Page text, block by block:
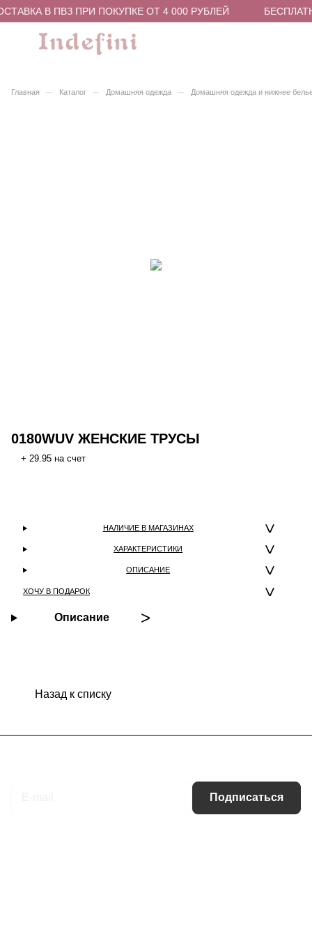
В ПВЗ ПРИ ПОКУПКЕ ОТ 4 000 РУБЛЕЙ
Главная – Каталог – Домашняя одежда – Домашняя одежда и нижнее
0180WUV ЖЕНСКИЕ ТРУСЫ
+ 29.95 на счет
НАЛИЧИЕ В МАГАЗИНАХ
ХАРАКТЕРИСТИКИ
ОПИСАНИЕ
ХОЧУ В ПОДАРОК
Описание
Назад к списку
Подписаться